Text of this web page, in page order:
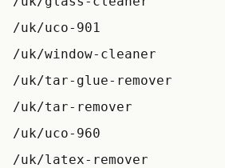
/uk/uco-901
/uk/window-cleaner
/uk/tar-glue-remover
/uk/tar-remover
/uk/uco-960
/uk/latex-remover